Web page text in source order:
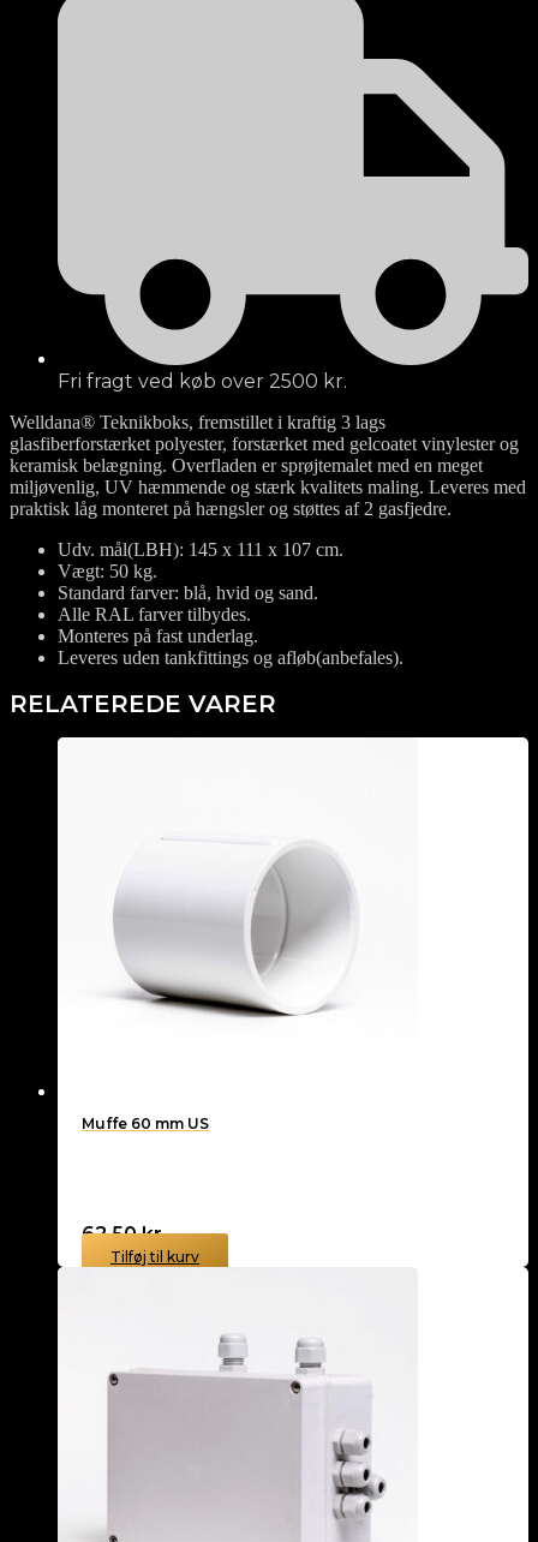
Fri fragt ved køb over 2500 kr.
Welldana® Teknikboks, fremstillet i kraftig 3 lags
glasfiberforstærket polyester, forstærket med gelcoatet vinylester og
keramisk belægning. Overfladen er sprøjtemalet med en meget
miljøvenlig, UV hæmmende og stærk kvalitets maling. Leveres med
praktisk låg monteret på hængsler og støttes af 2 gasfjedre.
Udv. mål(LBH): 145 x 111 x 107 cm.
Vægt: 50 kg.
Standard farver: blå, hvid og sand.
Alle RAL farver tilbydes.
Monteres på fast underlag.
Leveres uden tankfittings og afløb(anbefales).
RELATEREDE VARER
Muffe 60 mm US
62,50kr.
Tilføj til kurv